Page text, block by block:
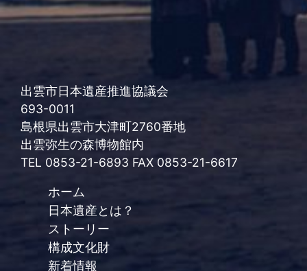
出雲市日本遺産推進協議会
693-0011
島根県出雲市大津町2760番地
出雲弥生の森博物館内
TEL 0853-21-6893 FAX 0853-21-6617
ホーム
日本遺産とは？
ストーリー
構成文化財
新着情報